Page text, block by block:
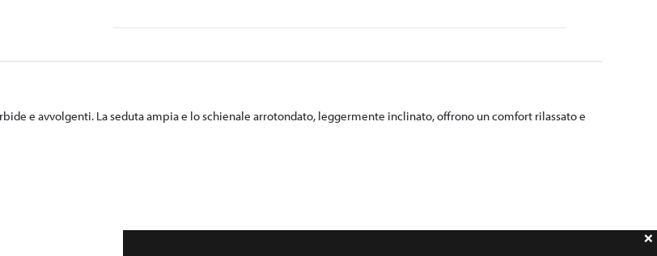
e avvolgenti. La seduta ampia e lo schienale arrotondato, leggermente inclinato, offrono un comfort rilassato e